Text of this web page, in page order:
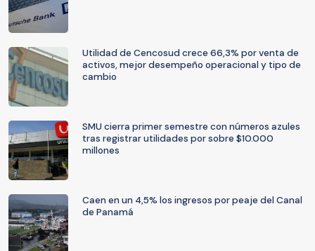
Utilidad de Cencosud crece 66,3% por venta de
activos, mejor desempeño operacional y tipo de
cambio
SMU cierra primer semestre con números azules
tras registrar utilidades por sobre $10.000
millones
Caen en un 4,5% los ingresos por peaje del Canal
de Panamá